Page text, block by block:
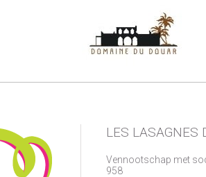
LES LASAGNES
Vennootschap met
958